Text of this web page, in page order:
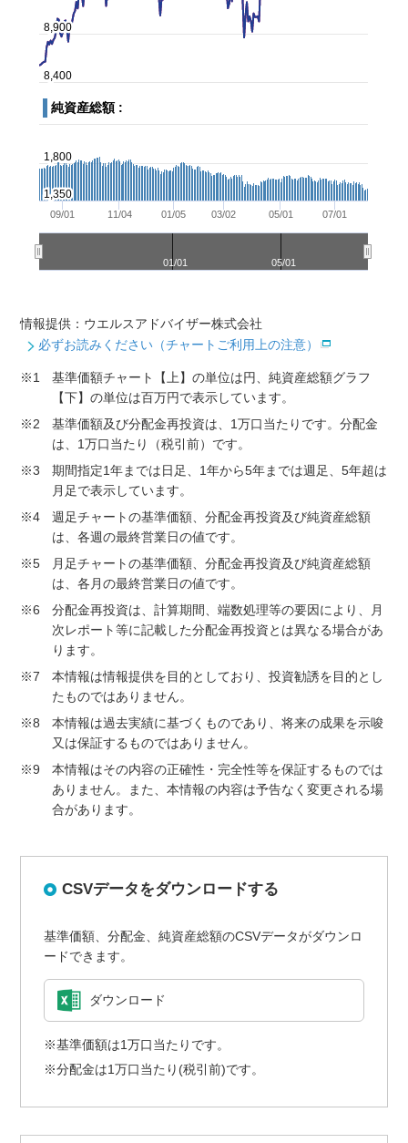
情報提供：ウエルスアドバイザー株式会社
必ずお読みください（チャートご利用上の注意）
※1
基準価額チャート【上】の単位は円、純資産総額グラフ
【下】の単位は百万円で表示しています。
※2
基準価額及び分配金再投資は、1万口当たりです。分配金
は、1万口当たり（税引前）です。
※3
期間指定1年までは日足、1年から5年までは週足、5年超は
月足で表示しています。
※4
週足チャートの基準価額、分配金再投資及び純資産総額
は、各週の最終営業日の値です。
※5
月足チャートの基準価額、分配金再投資及び純資産総額
は、各月の最終営業日の値です。
※6
分配金再投資は、計算期間、端数処理等の要因により、月
次レポート等に記載した分配金再投資とは異なる場合があ
ります。
※7
本情報は情報提供を目的としており、投資勧誘を目的とし
たものではありません。
※8
本情報は過去実績に基づくものであり、将来の成果を示唆
又は保証するものではありません。
※9
本情報はその内容の正確性・完全性等を保証するものでは
ありません。また、本情報の内容は予告なく変更される場
合があります。
CSVデータをダウンロードする
基準価額、分配金、純資産総額のCSVデータがダウンロ
ードできます。
ダウンロード
※基準価額は1万口当たりです。
※分配金は1万口当たり(税引前)です。